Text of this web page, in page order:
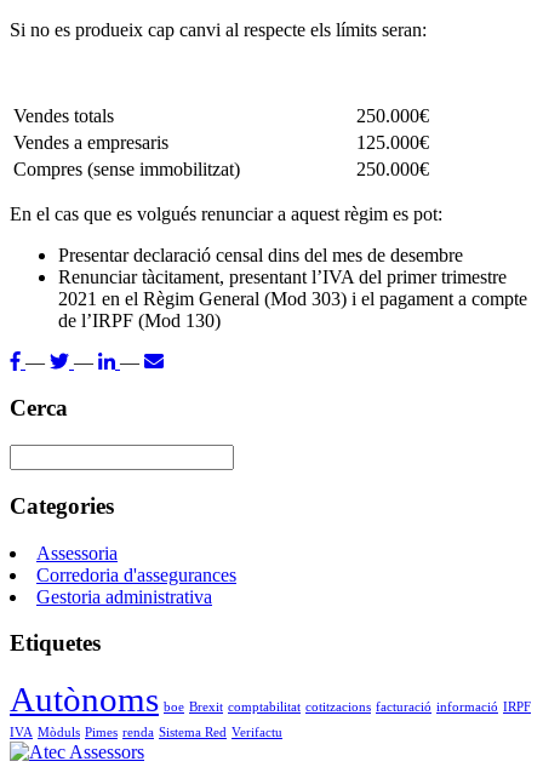
Si no es produeix cap canvi al respecte els límits seran:
Vendes totals
250.000€
Vendes a empresaris
125.000€
Compres (sense immobilitzat)
250.000€
En el cas que es volgués renunciar a aquest règim es pot:
Presentar declaració censal dins del mes de desembre
Renunciar tàcitament, presentant l’IVA del primer trimestre
2021 en el Règim General (Mod 303) i el pagament a compte
de l’IRPF (Mod 130)
—
— —
Cerca
Categories
Assessoria
Corredoria d'assegurances
Gestoria administrativa
Etiquetes
Autònoms boe Brexit comptabilitat cotitzacions facturació informació IRPF
IVA Mòduls Pimes renda Sistema Red Verifactu